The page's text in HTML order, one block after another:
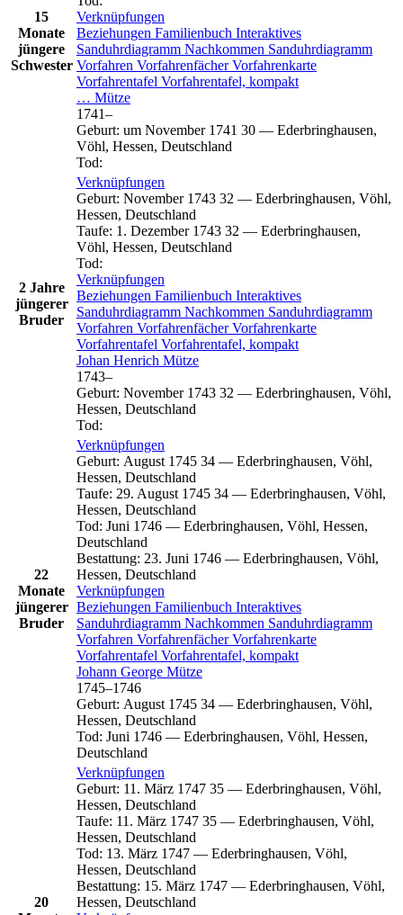
15
Monate
jüngere
Schwester
Verknüpfungen
Beziehungen Familienbuch Interaktives
Sanduhrdiagramm Nachkommen Sanduhrdiagramm
Vorfahren VorfahrenfächerVorfahrenkarte
Vorfahrentafel Vorfahrentafel, kompakt
… Mütze
1741–
Geburt: um November 1741 30 — Ederbringhausen,
Vöhl, Hessen, Deutschland
Tod:
2 Jahre
jüngerer
Bruder
Verknüpfungen
Geburt: November 1743 32 — Ederbringhausen, Vöhl,
Hessen, Deutschland
Taufe: 1. Dezember 1743 32 — Ederbringhausen,
Vöhl, Hessen, Deutschland
Tod:
Verknüpfungen
Beziehungen Familienbuch Interaktives
Sanduhrdiagramm Nachkommen Sanduhrdiagramm
Vorfahren VorfahrenfächerVorfahrenkarte
Vorfahrentafel Vorfahrentafel, kompakt
Johan Henrich Mütze
1743–
Geburt: November 1743 32 — Ederbringhausen, Vöhl,
Hessen, Deutschland
Tod:
22
Monate
jüngerer
Bruder
Verknüpfungen
Geburt: August 1745 34 — Ederbringhausen, Vöhl,
Hessen, Deutschland
Taufe: 29. August 1745 34 — Ederbringhausen, Vöhl,
Hessen, Deutschland
Tod: Juni 1746 — Ederbringhausen, Vöhl, Hessen,
Deutschland
Bestattung: 23. Juni 1746 — Ederbringhausen, Vöhl,
Hessen, Deutschland
Verknüpfungen
Beziehungen Familienbuch Interaktives
Sanduhrdiagramm Nachkommen Sanduhrdiagramm
Vorfahren VorfahrenfächerVorfahrenkarte
Vorfahrentafel Vorfahrentafel, kompakt
Johann George Mütze
1745–1746
Geburt: August 1745 34 — Ederbringhausen, Vöhl,
Hessen, Deutschland
Tod: Juni 1746 — Ederbringhausen, Vöhl, Hessen,
Deutschland
20
Verknüpfungen
Geburt: 11. März 1747 35 — Ederbringhausen, Vöhl,
Hessen, Deutschland
Taufe: 11. März 1747 35 — Ederbringhausen, Vöhl,
Hessen, Deutschland
Tod: 13. März 1747 — Ederbringhausen, Vöhl,
Hessen, Deutschland
Bestattung: 15. März 1747 — Ederbringhausen, Vöhl,
Hessen, Deutschland